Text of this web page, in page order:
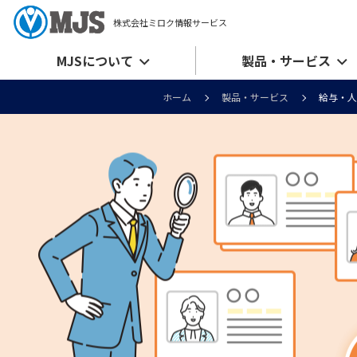
株式会社ミロク情報サービス
MJSについて 製品・サービス
ホーム 製品・サービス 給与・